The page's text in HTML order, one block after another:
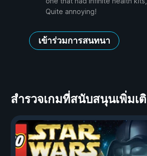
Quite annoying!
เข้าร่วมการสนทนา
สำรวจเกมที่สนับสนุนเพิ่มเ